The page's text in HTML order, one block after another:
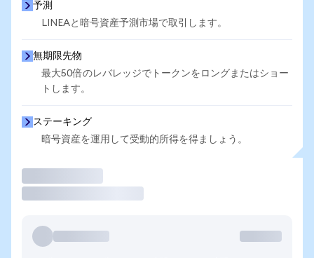
予測
LINEAと暗号資産予測市場で取引します。
無期限先物
最大50倍のレバレッジでトークンをロングまたはショー
トします。
ステーキング
暗号資産を運用して受動的所得を得ましょう。